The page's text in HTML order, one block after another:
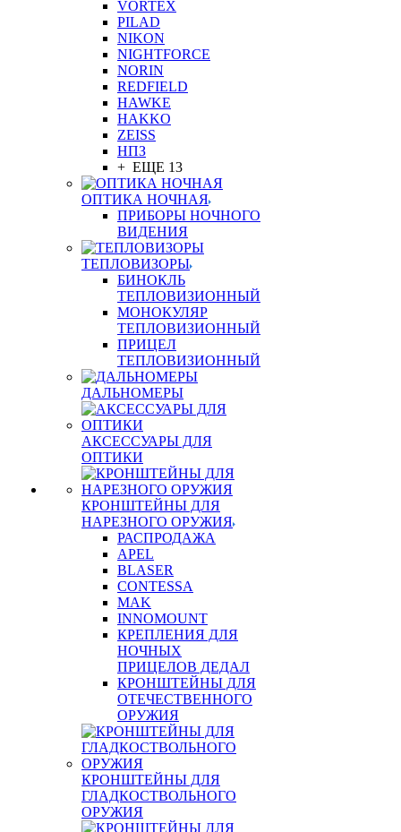
VORTEX
PILAD
NIKON
NIGHTFORCE
NORIN
REDFIELD
HAWKE
HAKKO
ZEISS
НПЗ
+ ЕЩЕ 13
ОПТИКА НОЧНАЯ
ПРИБОРЫ НОЧНОГО
ВИДЕНИЯ
ТЕПЛОВИЗОРЫ
БИНОКЛЬ
ТЕПЛОВИЗИОННЫЙ
МОНОКУЛЯР
ТЕПЛОВИЗИОННЫЙ
ПРИЦЕЛ
ТЕПЛОВИЗИОННЫЙ
ДАЛЬНОМЕРЫ
АКСЕССУАРЫ ДЛЯ
ОПТИКИ
КРОНШТЕЙНЫ ДЛЯ
НАРЕЗНОГО ОРУЖИЯ
РАСПРОДАЖА
APEL
BLASER
CONTESSA
MAK
INNOMOUNT
КРЕПЛЕНИЯ ДЛЯ
НОЧНЫХ
ПРИЦЕЛОВ ДЕДАЛ
КРОНШТЕЙНЫ ДЛЯ
ОТЕЧЕСТВЕННОГО
ОРУЖИЯ
КРОНШТЕЙНЫ ДЛЯ
ГЛАДКОСТВОЛЬНОГО
ОРУЖИЯ